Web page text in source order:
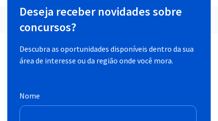
Deseja receber novidades sobre
concursos?
Descubra as oportunidades disponíveis dentro da sua
área de interesse ou da região onde você mora.
Nome